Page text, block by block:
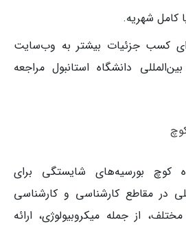
کامل شهریه.
کسب جزئیات بیشتر به وب‌سایت
دانشگاه استانبول مراجعه
کوچ بورسیه‌های شایستگی برای
در مقاطع کارشناسی و کارشناسی
از جمله میکروبیولوژی، ارائه